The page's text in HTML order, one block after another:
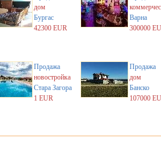
дом
Бургас
42300 EUR
Варна
300000
Продажа
новостройка
Стара Загора
1 EUR
Продажа
дом
Банско
107000